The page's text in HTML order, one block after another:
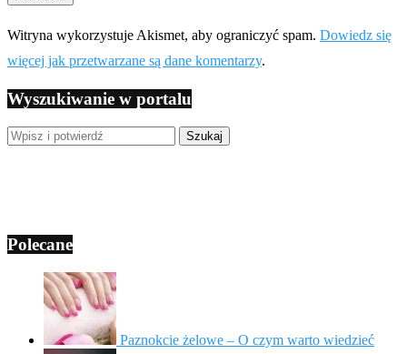
Witryna wykorzystuje Akismet, aby ograniczyć spam. Dowiedz się
więcej jak przetwarzane są dane komentarzy.
Wyszukiwanie w portalu
Polecane
Paznokcie żelowe – O czym warto wiedzieć